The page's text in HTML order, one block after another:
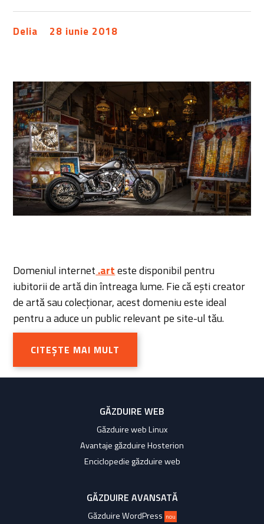
Delia 28 iunie 2018
Domeniul internet .arteste disponibil pentru
iubitorii de artă din întreaga lume. Fie că ești creator
de artă sau colecționar, acest domeniu este ideal
pentru a aduce un public relevant pe site-ul tău.
CITEȘTE MAI MULT
GĂZDUIRE WEB
Găzduire web Linux
Avantaje găzduire Hosterion
Enciclopedie găzduire web
GĂZDUIRE AVANSATĂ
Găzduire WordPress nou